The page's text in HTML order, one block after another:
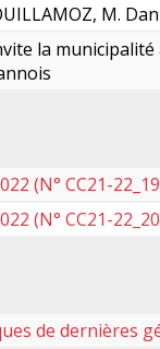
M.
la
(N° CC21-
(N° CC21-
de dernières